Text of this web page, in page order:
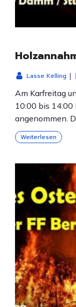
Lasse Kelling |
Am Karfreitag
10:00 bis 14:00
angenommen.
Weiterlesen